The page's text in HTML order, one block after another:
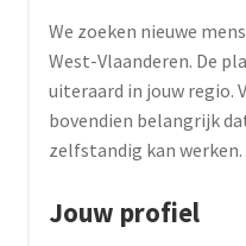
We zoeken nieuwe
West-Vlaanderen. De
uiteraard in jouw regio.
bovendien belangrijk
zelfstandig kan werken.
Jouw profiel